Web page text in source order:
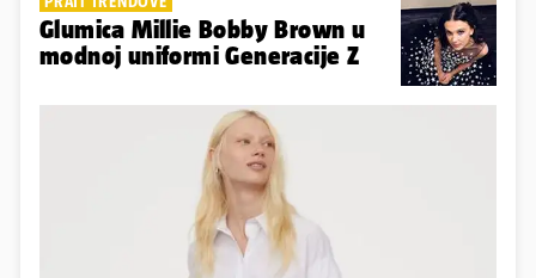
Glumica Millie Bobby Brown u
modnoj uniformi Generacije Z